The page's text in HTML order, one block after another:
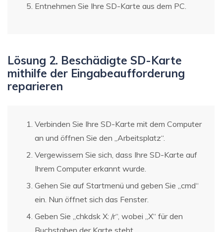
Entnehmen Sie Ihre SD-Karte aus dem PC.
Lösung 2. Beschädigte SD-Karte
mithilfe der Eingabeaufforderung
reparieren
Verbinden Sie Ihre SD-Karte mit dem Computer
an und öffnen Sie den „Arbeitsplatz“.
Vergewissern Sie sich, dass Ihre SD-Karte auf
Ihrem Computer erkannt wurde.
Gehen Sie auf Startmenü und geben Sie „cmd“
ein. Nun öffnet sich das Fenster.
Geben Sie „chkdsk X: /r“, wobei „X“ für den